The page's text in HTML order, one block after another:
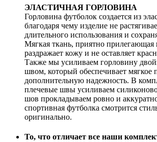
ЭЛАСТИЧНАЯ ГОРЛОВИНА
Горловина футболок создается из
благодаря чему изделие не
длительного использования и
Мягкая ткань, приятно прилегающая
раздражает кожу и не оставляет
Также мы усиливаем горловину
швом, который обеспечивает мягкое
дополнительную надежность. В
плечевые швы усиливаем
шов прокладываем ровно и
спортивная футболка смотрится
оригинально.
То, что отличает все наши